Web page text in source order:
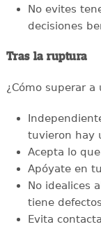
No evites
decisiones
Tras la ruptura
¿Cómo superar a
tuvieron hay
Acepta lo
Apóyate en
No idealices
tiene
Evita